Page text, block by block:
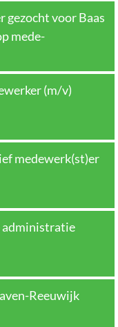
gezocht voor Baas
mede-
(m/v)
medewerk(st)er
administratie
Reeuwijk